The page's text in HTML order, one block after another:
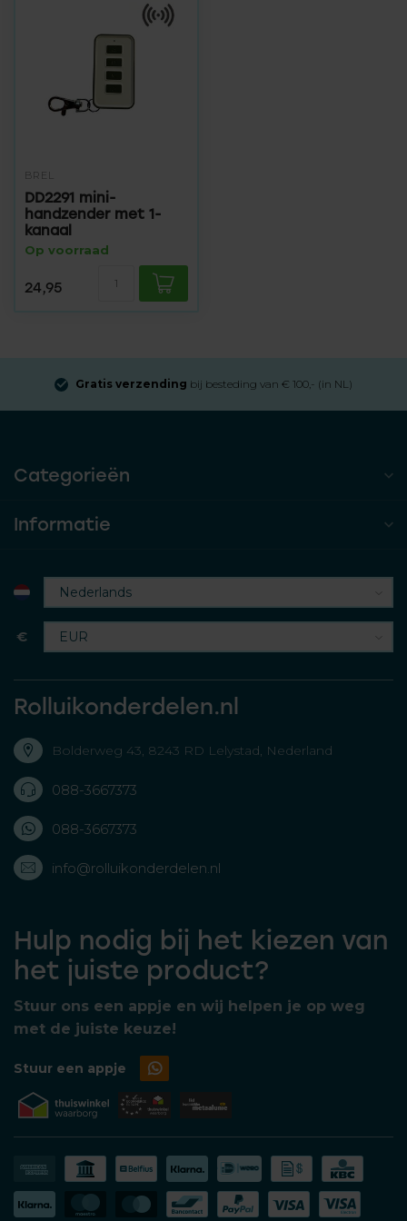
BREL
DD2291 mini-
handzender met 1-
kanaal
Op voorraad
24,95
Gratis verzending bij besteding van € 100,- (in NL)
Categorieën
Informatie
€
Rolluikonderdelen.nl
Bolderweg 43, 8243 RD Lelystad, Nederland
088-3667373
088-3667373
info@rolluikonderdelen.nl
Hulp nodig bij het kiezen van
het juiste product?
Stuur ons een appje en wij helpen je op weg
met de juiste keuze!
Stuur een appje